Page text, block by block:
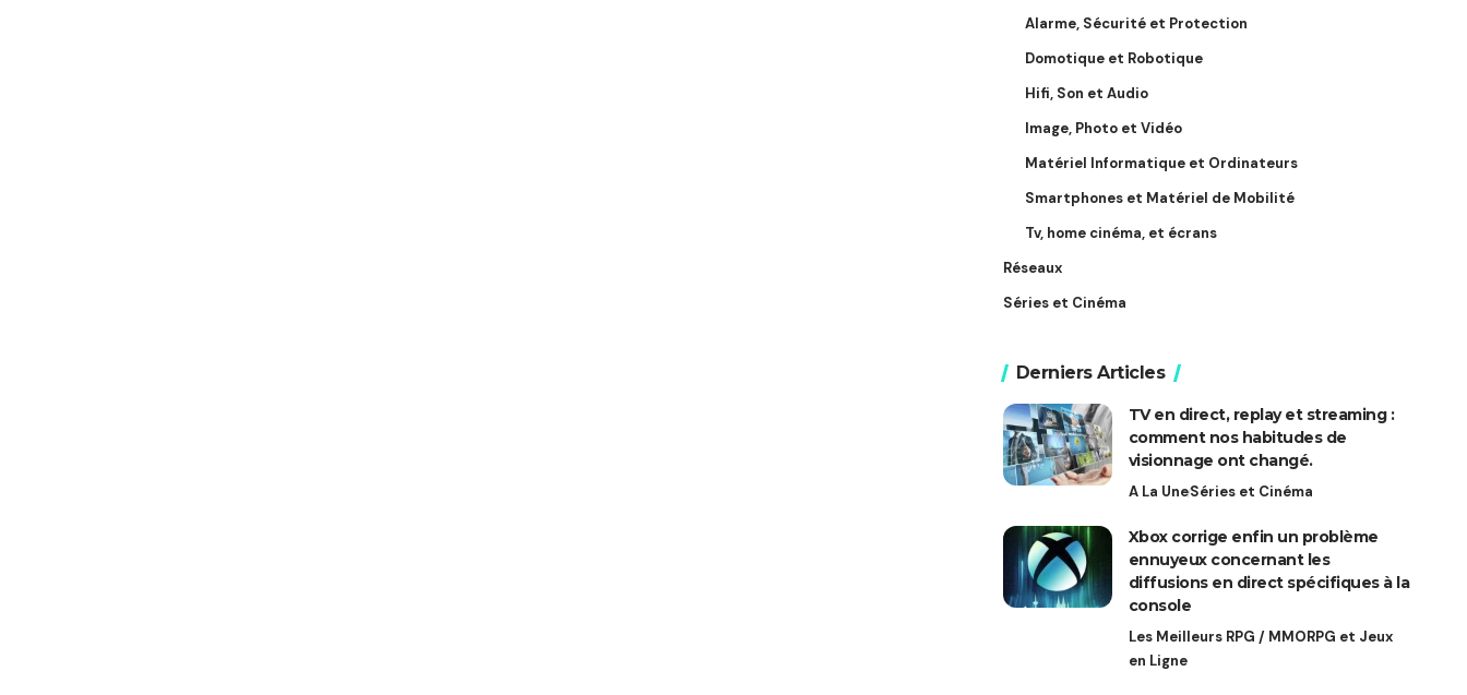
Alarme, Sécurité et Protection
Domotique et Robotique
Hifi, Son et Audio
Image, Photo et Vidéo
Matériel Informatique et Ordinateurs
Smartphones et Matériel de Mobilité
Tv, home cinéma, et écrans
Réseaux
Séries et Cinéma
Derniers Articles
TV en direct, replay et streaming :
comment nos habitudes de
visionnage ont changé.
A La UneSéries et Cinéma
Xbox corrige enfin un problème
ennuyeux concernant les
diffusions en direct spécifiques à la
console
Les Meilleurs RPG / MMORPG et Jeux
en Ligne